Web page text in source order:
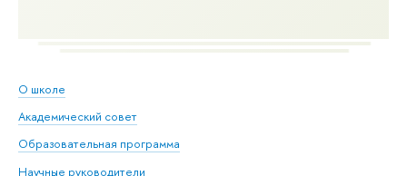
О школе
Академический совет
Образовательная программа
Научные руководители